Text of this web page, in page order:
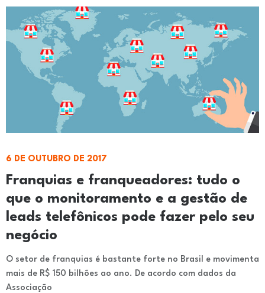
Franquias e franqueadores: tudo o
que o monitoramento e a gestão de
leads telefônicos pode fazer pelo seu
negócio
6 DE OUTUBRO DE 2017
O setor de franquias é bastante forte no Brasil e movimenta
mais de R$ 150 bilhões ao ano. De acordo com dados da
Associação